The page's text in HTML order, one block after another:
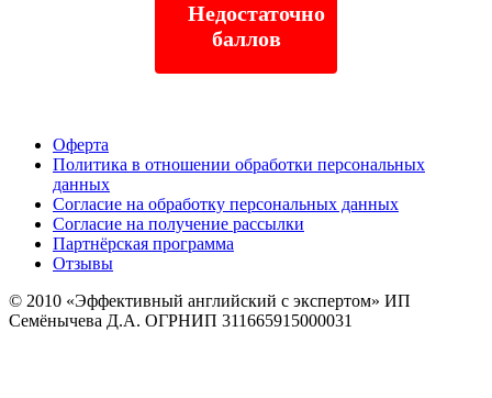
Недостаточно
баллов
Оферта
Политика в отношении обработки персональных
данных
Согласие на обработку персональных данных
Согласие на получение рассылки
Партнёрская программа
Отзывы
© 2010 «Эффективный английский с экспертом» ИП
Семёнычева Д.А. ОГРНИП 311665915000031